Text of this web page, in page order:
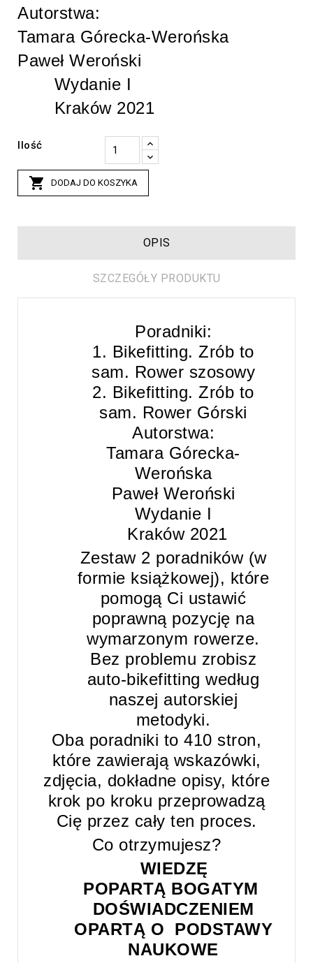
Autorstwa:
Tamara Górecka-Werońska
Paweł Weroński
Wydanie I
Kraków 2021
Ilość
 DODAJ DO KOSZYKA
OPIS
SZCZEGÓŁY PRODUKTU
Poradniki:
1. Bikefitting. Zrób to
sam. Rower szosowy
2. Bikefitting. Zrób to
sam. Rower Górski
Autorstwa:
Tamara Górecka-
Werońska
Paweł Weroński
Wydanie I
Kraków 2021
Zestaw 2 poradników (w
formie książkowej), które
pomogą Ci ustawić
poprawną pozycję na
wymarzonym rowerze.
Bez problemu zrobisz
auto-bikefitting według
naszej autorskiej
metodyki.
Oba poradniki to 410 stron,
które zawierają wskazówki,
zdjęcia, dokładne opisy, które
krok po kroku przeprowadzą
Cię przez cały ten proces.
Co otrzymujesz?
WIEDZĘ
POPARTĄ BOGATYM
DOŚWIADCZENIEM
OPARTĄ O PODSTAWY
NAUKOWE